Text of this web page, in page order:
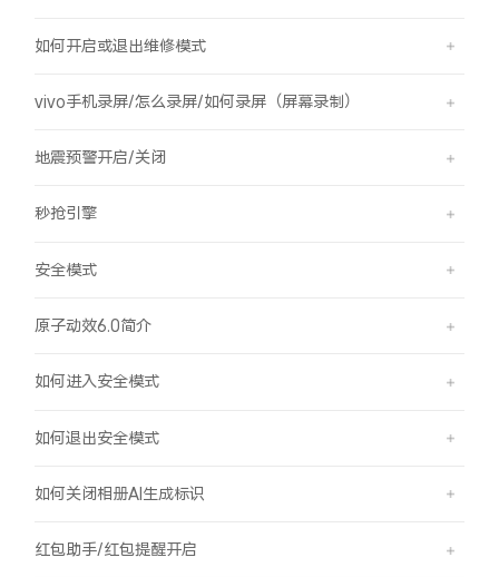
如何开启或退出维修模式
vivo手机录屏/怎么录屏/如何录屏（屏幕录制）
地震预警开启/关闭
秒抢引擎
安全模式
原子动效6.0简介
如何进入安全模式
如何退出安全模式
如何关闭相册AI生成标识
红包助手/红包提醒开启